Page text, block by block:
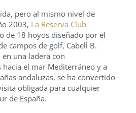
pero al mismo nivel de
2003, La Reserva Club
de 18 hoyos diseñado por el
campos de golf, Cabell B.
una ladera con
el mar Mediterráneo y a
andaluzas, se ha convertido
obligada para cualquier
de España.